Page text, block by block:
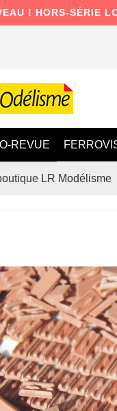
! HORS-SÉRIE
REVUE
LR Modélisme